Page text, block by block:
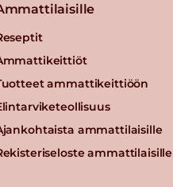
ammattikeittiöön
ammattilaisille
ammattilaisille